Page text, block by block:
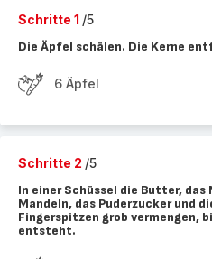
Schritte 1 /5
Die Äpfel schälen. Die Kerne
6 Äpfel
Schritte 2 /5
In einer Schüssel die Butter, das
Mandeln, das Puderzucker und
Fingerspitzen grob vermengen,
entsteht.